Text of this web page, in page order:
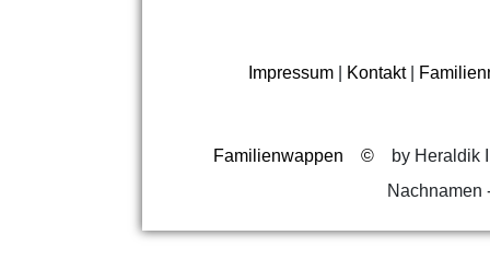
Impressum| Kontakt|
Familienwappen © by Heraldik
Nachnamen